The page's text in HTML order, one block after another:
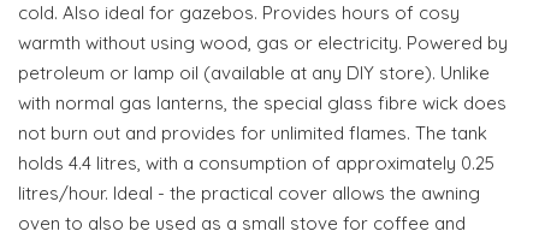
cold. Also ideal for gazebos. Provides hours of cosy
warmth without using wood, gas or electricity. Powered by
petroleum or lamp oil (available at any DIY store). Unlike
with normal gas lanterns, the special glass fibre wick does
not burn out and provides for unlimited flames. The tank
holds 4.4 litres, with a consumption of approximately 0.25
litres/hour. Ideal - the practical cover allows the awning
oven to also be used as a small stove for coffee and